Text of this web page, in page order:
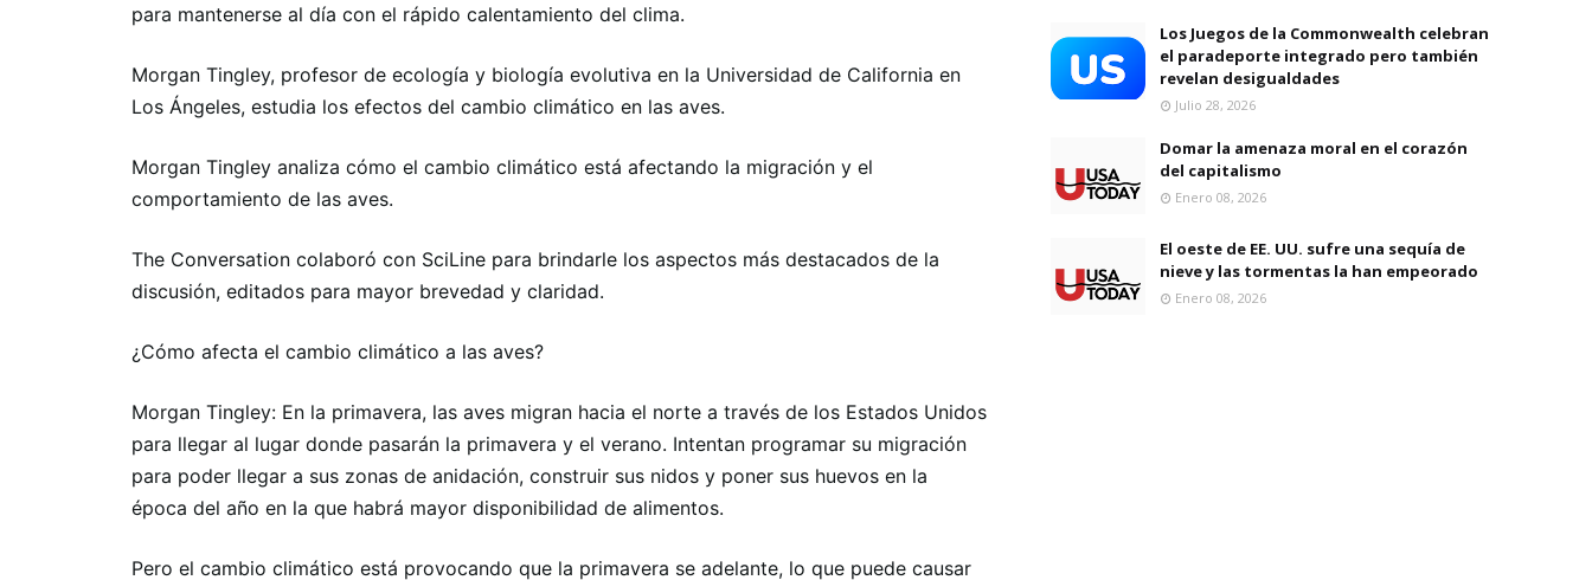
para mantenerse al día con el rápido calentamiento del clima.
Morgan Tingley, profesor de ecología y biología evolutiva en la Universidad de California en
Los Ángeles, estudia los efectos del cambio climático en las aves.
Morgan Tingley analiza cómo el cambio climático está afectando la migración y el
comportamiento de las aves.
The Conversation colaboró ​​con SciLine para brindarle los aspectos más destacados de la
discusión, editados para mayor brevedad y claridad.
¿Cómo afecta el cambio climático a las aves?
Morgan Tingley: En la primavera, las aves migran hacia el norte a través de los Estados Unidos
para llegar al lugar donde pasarán la primavera y el verano. Intentan programar su migración
para poder llegar a sus zonas de anidación, construir sus nidos y poner sus huevos en la
época del año en la que habrá mayor disponibilidad de alimentos.
Pero el cambio climático está provocando que la primavera se adelante, lo que puede causar
Los Juegos de la Commonwealth celebran
el paradeporte integrado pero también
revelan desigualdades
Julio 28, 2026
Domar la amenaza moral en el corazón
del capitalismo
Enero 08, 2026
El oeste de EE. UU. sufre una sequía de
nieve y las tormentas la han empeorado
Enero 08, 2026